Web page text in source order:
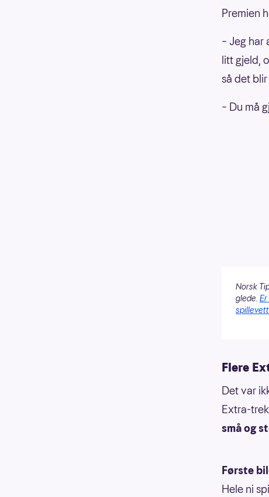
Premien
– Jeg har
litt gjeld,
så det
– Du må
Norsk
glede.
Flere
Det var
Extra-
små og
Første
Hele ni